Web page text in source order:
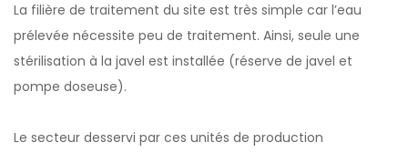
La filière de traitement du site est très simple car l’eau
prélevée nécessite peu de traitement. Ainsi, seule une
stérilisation à la javel est installée (réserve de javel et
pompe doseuse).
Le secteur desservi par ces unités de production